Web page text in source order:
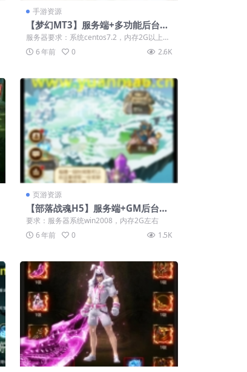
手游资源
【梦幻MT3】服务端+多功能后台
+视频教程
服务器要求：系统centos7.2，内存2G以上。
特点：15门派 装备全靠自己...
6 年前 0 2.6K
页游资源
【部落战魂H5】服务端+GM后台
+视频教程
要求：服务器系统win2008，内存2G左右
6 年前
0 1.5K